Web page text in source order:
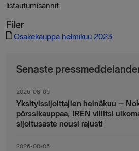
listautumisannit
Filer
Osakekauppa helmikuu 2023
Senaste
2026-08-06
Yksityissijoittajien heinäkuu –
pörssikauppaa, IREN villitsi
sijoitusaste nousi rajusti
2026-08-05